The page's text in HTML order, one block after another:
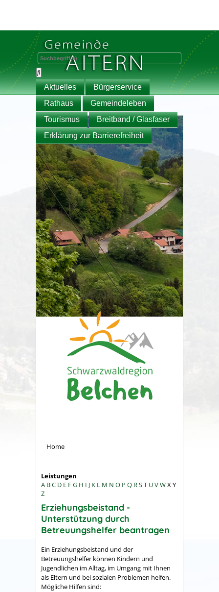
Aktuelles
Bürgerservice
Rathaus
Gemeindeleben
Tourismus
Breitband / Glasfaser
Erklärung zur Barrierefreiheit
Home
Leistungen
A BC D E FG H I J K L M N O P Q RST UVWXY
Z
Erziehungsbeistand -
Unterstützung durch
Betreuungshelfer beantragen
Ein Erziehungsbeistand und der
Betreuungshelfer können Kindern und
Jugendlichen im Alltag, im Umgang mit Ihnen
als Eltern und bei sozialen Problemen helfen.
Mögliche Hilfen sind: